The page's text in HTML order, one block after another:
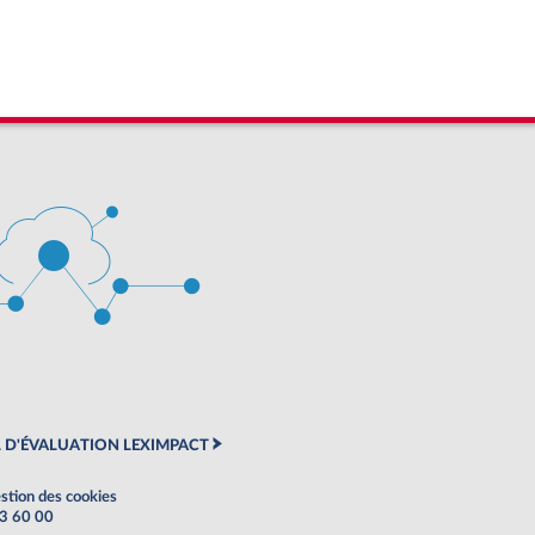
D'ÉVALUATION LEXIMPACT
des cookies
60 00